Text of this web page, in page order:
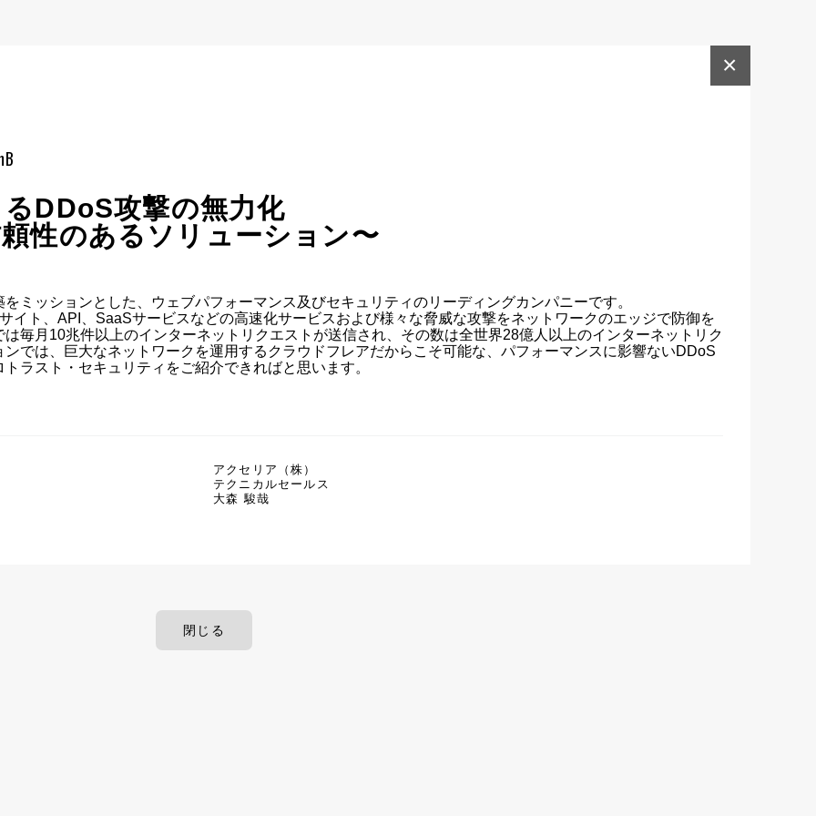
×
DDoS攻撃の無力化
性のあるソリューション〜
ミッションとした、ウェブパフォーマンス及びセキュリティのリーディングカンパニーです。
イト、API、SaaSサービスなどの高速化サービスおよび様々な脅威な攻撃をネットワークのエッジで防御を
毎月10兆件以上のインターネットリクエストが送信され、その数は全世界28億人以上のインターネットリク
では、巨大なネットワークを運用するクラウドフレアだからこそ可能な、パフォーマンスに影響ないDDoS
ラスト・セキュリティをご紹介できればと思います。
アクセリア（株）
テクニカルセールス
大森 駿哉
閉じる